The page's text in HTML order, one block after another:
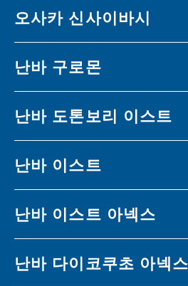
오사카 신사이바시
난바 구로몬
난바 도톤보리 이스트
난바 이스트
난바 이스트 아넥스
난바 다이코쿠초 아넥스